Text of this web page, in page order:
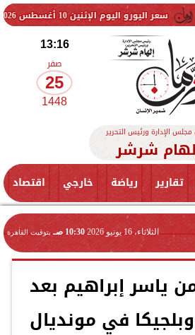
10 أغسطس 2026 في البنوك.. تحديث لحظي
13:16
صفر
25
1448
الإدارة ورئيس التحرير
شرشر
تقارير رياضة خارجي اقتصاد
الثلاثاء، 16 يونيو 2026 10:30 صـ بتوقيت القاهرة
ياسر إبراهيم بعد
في مونديال